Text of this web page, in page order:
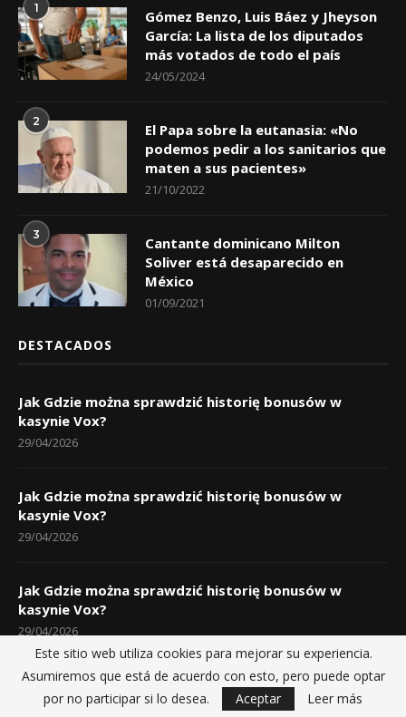
1
Gómez Benzo, Luis Báez y Jheyson
García: La lista de los diputados
más votados de todo el país
24/05/2024
2
El Papa sobre la eutanasia: «No
podemos pedir a los sanitarios que
maten a sus pacientes»
21/10/2022
3
Cantante dominicano Milton
Soliver está desaparecido en
México
01/09/2021
DESTACADOS
Jak Gdzie można sprawdzić historię bonusów w
kasynie Vox?
29/04/2026
Jak Gdzie można sprawdzić historię bonusów w
kasynie Vox?
29/04/2026
Jak Gdzie można sprawdzić historię bonusów w
kasynie Vox?
29/04/2026
Este sitio web utiliza cookies para mejorar su experiencia.
Asumiremos que está de acuerdo con esto, pero puede optar
por no participar si lo desea.
Aceptar Leer más